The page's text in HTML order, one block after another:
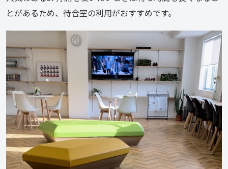
とがあるため、待合室の利用がおすすめです。